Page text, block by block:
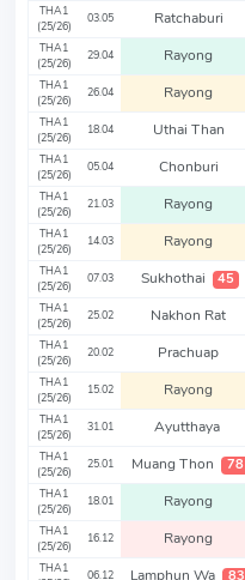
THA1
(25/26)
03.05 Ratchaburi
THA1
(25/26)
29.04 Rayong
THA1
(25/26)
26.04 Rayong
THA1
(25/26)
18.04 Uthai Than
THA1
(25/26)
05.04 Chonburi
THA1
(25/26)
21.03 Rayong
THA1
(25/26)
14.03 Rayong
THA1
(25/26)
07.03 Sukhothai 45
THA1
(25/26)
25.02 Nakhon Rat
THA1
(25/26)
20.02 Prachuap
THA1
(25/26)
15.02 Rayong
THA1
(25/26)
31.01 Ayutthaya
THA1
(25/26)
25.01 Muang Thon 78
THA1
(25/26)
18.01 Rayong
THA1
(25/26)
16.12 Rayong
THA1
06.12 Lamphun Wa 83